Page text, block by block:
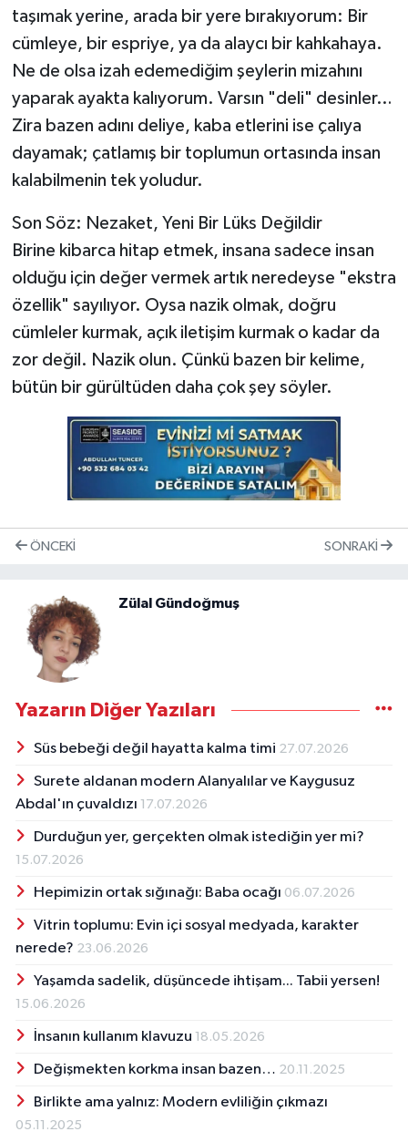
taşımak yerine, arada bir yere bırakıyorum: Bir
cümleye, bir espriye, ya da alaycı bir kahkahaya.
Ne de olsa izah edemediğim şeylerin mizahını
yaparak ayakta kalıyorum. Varsın "deli" desinler…
Zira bazen adını deliye, kaba etlerini ise çalıya
dayamak; çatlamış bir toplumun ortasında insan
kalabilmenin tek yoludur.
Son Söz: Nezaket, Yeni Bir Lüks Değildir
Birine kibarca hitap etmek, insana sadece insan
olduğu için değer vermek artık neredeyse "ekstra
özellik" sayılıyor. Oysa nazik olmak, doğru
cümleler kurmak, açık iletişim kurmak o kadar da
zor değil. Nazik olun. Çünkü bazen bir kelime,
bütün bir gürültüden daha çok şey söyler.
ÖNCEKI SONRAKI
Zülal Gündoğmuş
Yazarın Diğer Yazıları
Süs bebeği değil hayatta kalma timi 27.07.2026
Surete aldanan modern Alanyalılar ve Kaygusuz
Abdal'ın çuvaldızı 17.07.2026
Durduğun yer, gerçekten olmak istediğin yer mi?
15.07.2026
Hepimizin ortak sığınağı: Baba ocağı 06.07.2026
Vitrin toplumu: Evin içi sosyal medyada, karakter
nerede? 23.06.2026
Yaşamda sadelik, düşüncede ihtişam... Tabii yersen!
15.06.2026
İnsanın kullanım klavuzu 18.05.2026
Değişmekten korkma insan bazen… 20.11.2025
Birlikte ama yalnız: Modern evliliğin çıkmazı
05.11.2025